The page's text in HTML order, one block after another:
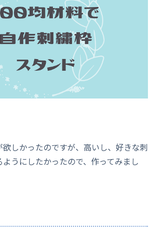
欲しかったのですが、高いし、好きな刺
うにしたかったので、作ってみまし